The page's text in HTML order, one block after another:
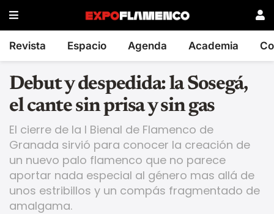
Revista Espacio Agenda Academia
Debut y despedida: la Sosegá,
el cante sin prisa y sin gas
El cierre de la I Bienal de Flamenco de
Granada sirvió para conocer la creación de
un nuevo palo flamenco que no parece
aportar nada especial al género mas allá de
unos estribillos y un compás fragmentado de
amalgama.